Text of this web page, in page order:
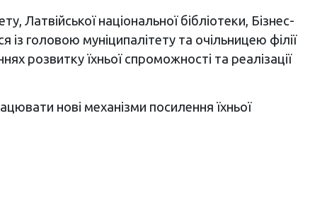
Латвійської національної бібліотеки, Бізнес-
із головою муніципалітету та очільницею філії
розвитку їхньої спроможності та реалізації
нові механізми посилення їхньої